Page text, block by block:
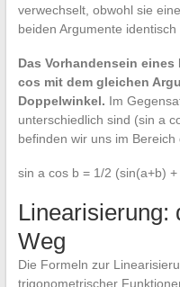
verwechselt, obwohl sie
beiden Argumente identisch
Das Vorhandensein
cos mit dem gleichen
Doppelwinkel. Im
unterschiedlich sind (sin a
befinden wir uns im
sin a cos b = 1/2 (sin(a+b)
Linearisierung:
Weg
Die Formeln zur
trigonometrischer